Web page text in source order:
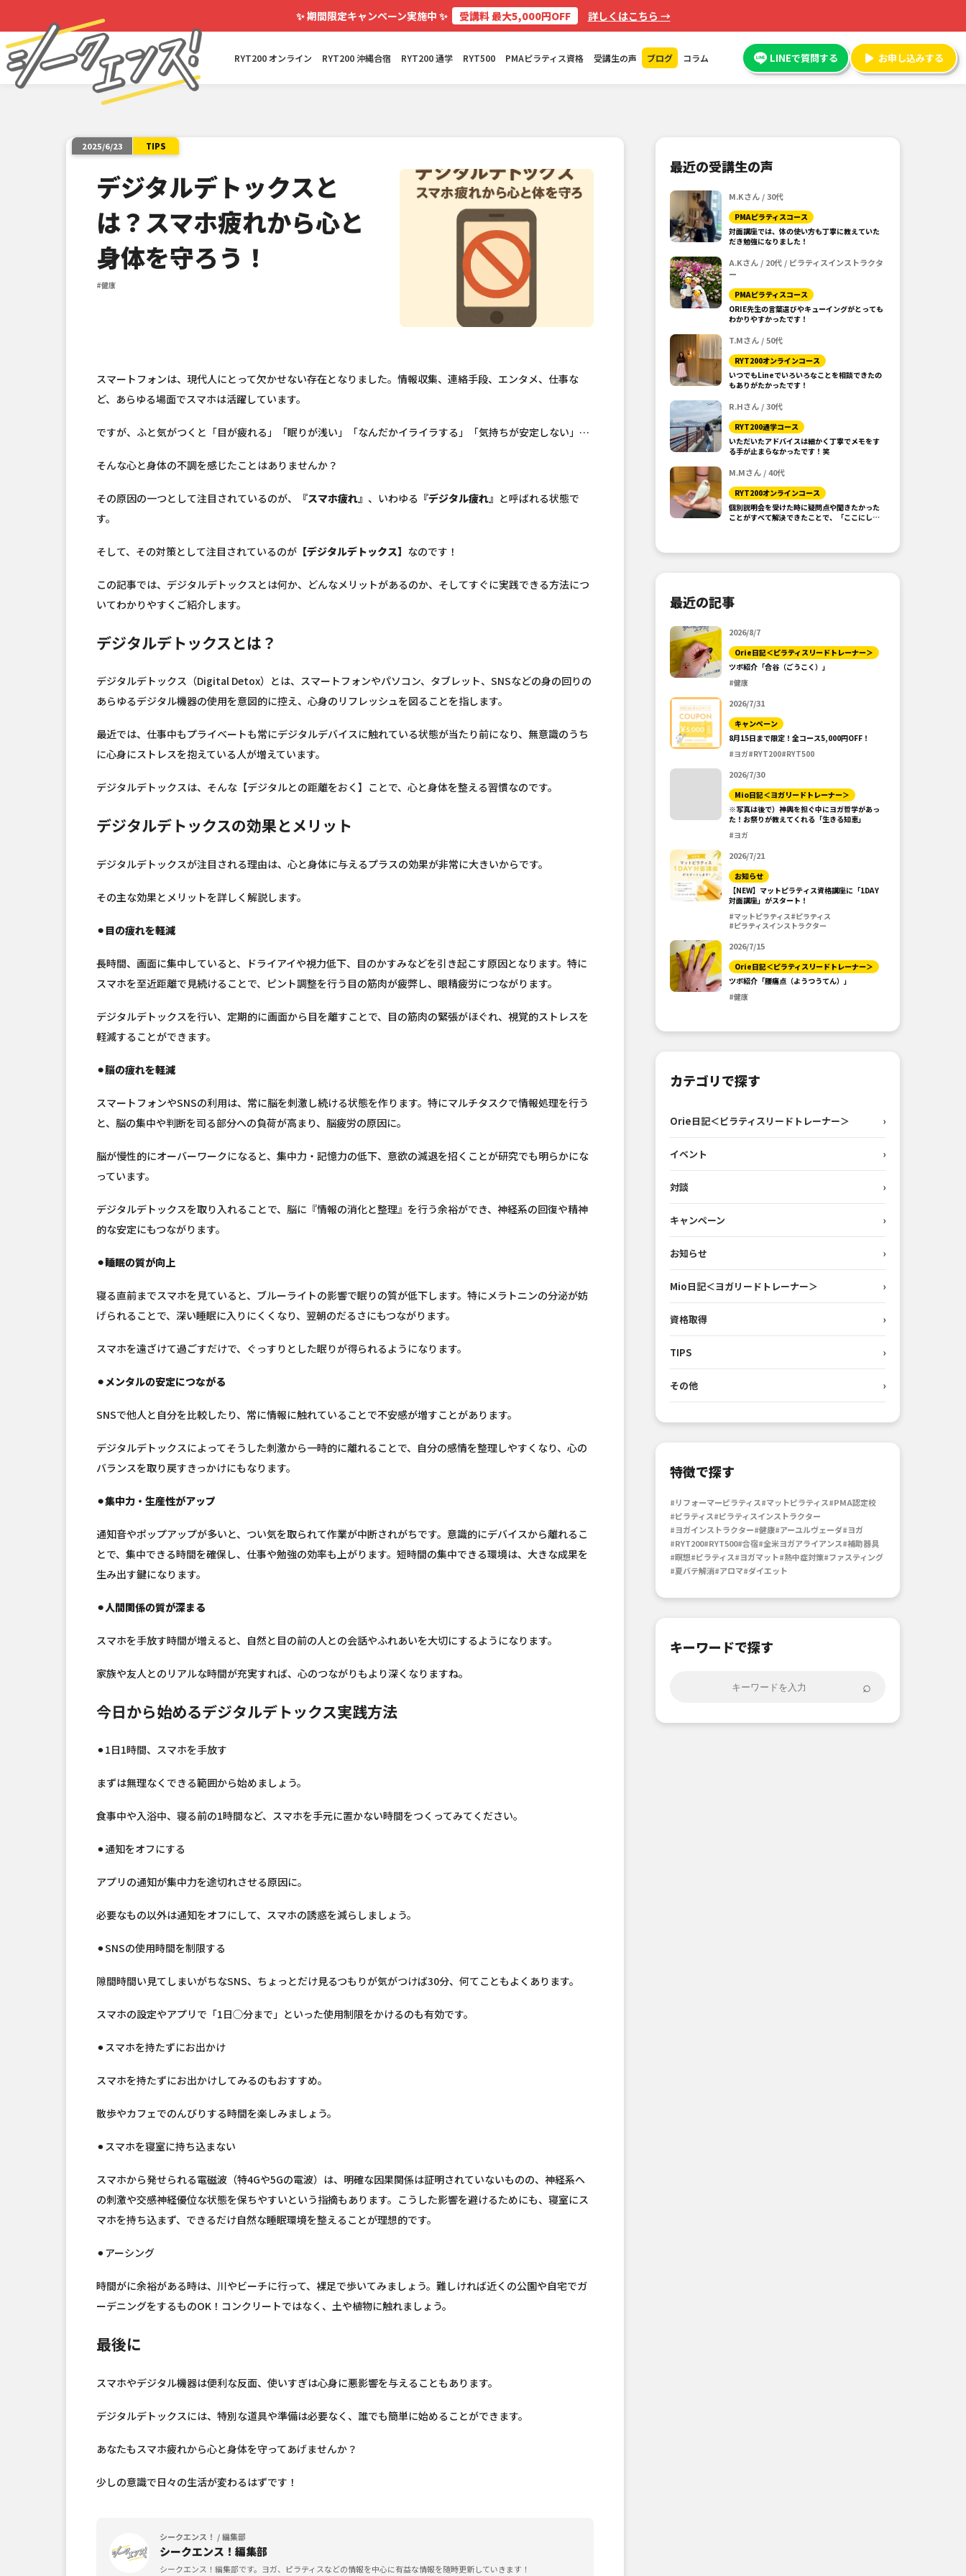
✨期間限定キャンペーン実施中 ✨ 受講料 最大5,000円OFF 詳しくはこちら →
RYT200 オンライン RYT200 沖縄合宿 RYT200 通学 RYT500 PMAピラティス資格 受講生の声 ブログ コラム LINEで質問する お申し込みする
2025/6/23 TIPS
デジタルデトックスと
は？スマホ疲れから心と
身体を守ろう！
#健康
スマートフォンは、現代人にとって欠かせない存在となりました。情報収集、連絡手段、エンタメ、仕事な
ど、あらゆる場面でスマホは活躍しています。
ですが、ふと気がつくと「目が疲れる」「眠りが浅い」「なんだかイライラする」「気持ちが安定しない」…
そんな心と身体の不調を感じたことはありませんか？
その原因の一つとして注目されているのが、 『スマホ疲れ』 、いわゆる 『デジタル疲れ』 と呼ばれる状態で
す。
そして、その対策として注目されているのが 【デジタルデトックス】 なのです！
この記事では、デジタルデトックスとは何か、どんなメリットがあるのか、そしてすぐに実践できる方法につ
いてわかりやすくご紹介します。
デジタルデトックスとは？
デジタルデトックス（Digital Detox）とは、スマートフォンやパソコン、タブレット、SNSなどの身の回りの
あらゆるデジタル機器の使用を意図的に控え、心身のリフレッシュを図ることを指します。
最近では、仕事中もプライベートも常にデジタルデバイスに触れている状態が当たり前になり、無意識のうち
に心身にストレスを抱えている人が増えています。
デジタルデトックスは、そんな【デジタルとの距離をおく】ことで、心と身体を整える習慣なのです。
デジタルデトックスの効果とメリット
デジタルデトックスが注目される理由は、心と身体に与えるプラスの効果が非常に大きいからです。
その主な効果とメリットを詳しく解説します。
⚫︎目の疲れを軽減
長時間、画面に集中していると、ドライアイや視力低下、目のかすみなどを引き起こす原因となります。特に
スマホを至近距離で見続けることで、ピント調整を行う目の筋肉が疲弊し、眼精疲労につながります。
デジタルデトックスを行い、定期的に画面から目を離すことで、目の筋肉の緊張がほぐれ、視覚的ストレスを
軽減することができます。
⚫︎脳の疲れを軽減
スマートフォンやSNSの利用は、常に脳を刺激し続ける状態を作ります。特にマルチタスクで情報処理を行う
と、脳の集中や判断を司る部分への負荷が高まり、脳疲労の原因に。
脳が慢性的にオーバーワークになると、集中力・記憶力の低下、意欲の減退を招くことが研究でも明らかにな
っています。
デジタルデトックスを取り入れることで、脳に『情報の消化と整理』を行う余裕ができ、神経系の回復や精神
的な安定にもつながります。
⚫︎睡眠の質が向上
寝る直前までスマホを見ていると、ブルーライトの影響で眠りの質が低下します。特にメラトニンの分泌が妨
げられることで、深い睡眠に入りにくくなり、翌朝のだるさにもつながります。
スマホを遠ざけて過ごすだけで、ぐっすりとした眠りが得られるようになります。
⚫︎メンタルの安定につながる
SNSで他人と自分を比較したり、常に情報に触れていることで不安感が増すことがあります。
デジタルデトックスによってそうした刺激から一時的に離れることで、自分の感情を整理しやすくなり、心の
バランスを取り戻すきっかけにもなります。
⚫︎集中力・生産性がアップ
通知音やポップアップが多いと、つい気を取られて作業が中断されがちです。意識的にデバイスから離れるこ
とで、集中できる時間を確保し、仕事や勉強の効率も上がります。短時間の集中できる環境は、大きな成果を
生み出す鍵になります。
⚫︎人間関係の質が深まる
スマホを手放す時間が増えると、自然と目の前の人との会話やふれあいを大切にするようになります。
家族や友人とのリアルな時間が充実すれば、心のつながりもより深くなりますね。
今日から始めるデジタルデトックス実践方法
⚫︎1日1時間、スマホを手放す
まずは無理なくできる範囲から始めましょう。
食事中や入浴中、寝る前の1時間など、スマホを手元に置かない時間をつくってみてください。
⚫︎通知をオフにする
アプリの通知が集中力を途切れさせる原因に。
必要なもの以外は通知をオフにして、スマホの誘惑を減らしましょう。
⚫︎SNSの使用時間を制限する
隙間時間い見てしまいがちなSNS、ちょっとだけ見るつもりが気がつけば30分、何てこともよくあります。
スマホの設定やアプリで「1日◯分まで」といった使用制限をかけるのも有効です。
⚫︎スマホを持たずにお出かけ
スマホを持たずにお出かけしてみるのもおすすめ。
散歩やカフェでのんびりする時間を楽しみましょう。
⚫︎スマホを寝室に持ち込まない
スマホから発せられる電磁波（特4Gや5Gの電波）は、明確な因果関係は証明されていないものの、神経系へ
の刺激や交感神経優位な状態を保ちやすいという指摘もあります。こうした影響を避けるためにも、寝室にス
マホを持ち込まず、できるだけ自然な睡眠環境を整えることが理想的です。
⚫︎アーシング
時間がに余裕がある時は、川やビーチに行って、裸足で歩いてみましょう。難しければ近くの公園や自宅でガ
ーデニングをするものOK！コンクリートではなく、土や植物に触れましょう。
最後に
スマホやデジタル機器は便利な反面、使いすぎは心身に悪影響を与えることもあります。
デジタルデトックスには、特別な道具や準備は必要なく、誰でも簡単に始めることができます。
あなたもスマホ疲れから心と身体を守ってあげませんか？
少しの意識で日々の生活が変わるはずです！
シークエンス！ / 編集部
シークエンス！編集部
シークエンス！編集部です。ヨガ、ピラティスなどの情報を中心に有益な情報を随時更新していきます！
最近の受講生の声
M.Kさん / 30代
PMAピラティスコース
対面講座では、体の使い方も丁寧に教えていた
だき勉強になりました！
A.Kさん / 20代 / ピラティスインストラクタ
ー
PMAピラティスコース
ORIE先生の言葉選びやキューイングがとっても
わかりやすかったです！
T.Mさん / 50代
RYT200オンラインコース
いつでもLineでいろいろなことを相談できたの
もありがたかったです！
R.Hさん / 30代
RYT200通学コース
いただいたアドバイスは細かく丁寧でメモをす
る手が止まらなかったです！笑
M.Mさん / 40代
RYT200オンラインコース
個別説明会を受けた時に疑問点や聞きたかった
ことがすべて解決できたことで、「ここにしよ
最近の記事
2026/8/7
Orie日記＜ピラティスリードトレーナー＞
ツボ紹介「合谷（ごうこく）」
#健康
2026/7/31
キャンペーン
8月15日まで限定！全コース5,000円OFF！
#ヨガ#RYT200#RYT500
2026/7/30
Mio日記＜ヨガリードトレーナー＞
※写真は後で）神輿を担ぐ中にヨガ哲学があっ
た！お祭りが教えてくれる「生きる知恵」
#ヨガ
2026/7/21
お知らせ
【NEW】マットピラティス資格講座に「1DAY
対面講座」がスタート！
#マットピラティス#ピラティス
#ピラティスインストラクター
2026/7/15
Orie日記＜ピラティスリードトレーナー＞
ツボ紹介「腰痛点（ようつうてん）」
#健康
カテゴリで探す
Orie日記＜ピラティスリードトレーナー＞ ›
イベント ›
対談 ›
キャンペーン ›
お知らせ ›
Mio日記＜ヨガリードトレーナー＞ ›
資格取得 ›
TIPS ›
その他 ›
特徴で探す
#リフォーマーピラティス#マットピラティス#PMA認定校
#ピラティス#ピラティスインストラクター
#ヨガインストラクター#健康#アーユルヴェーダ#ヨガ
#RYT200#RYT500#合宿#全米ヨガアライアンス#補助器具
#瞑想#ピラティス#ヨガマット#熱中症対策#ファスティング
#夏バテ解消#アロマ#ダイエット
キーワードで探す
⌕